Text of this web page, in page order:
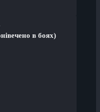
в боях)